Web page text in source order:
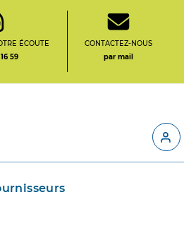
ÉCOUTE
59
CONTACTEZ-NOUS
par mail